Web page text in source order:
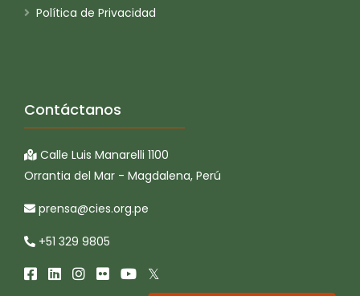
Política de Privacidad
Contáctanos
Calle Luis Manarelli 1100
Orrantia del Mar - Magdalena, Perú
prensa@cies.org.pe
+51 329 9805